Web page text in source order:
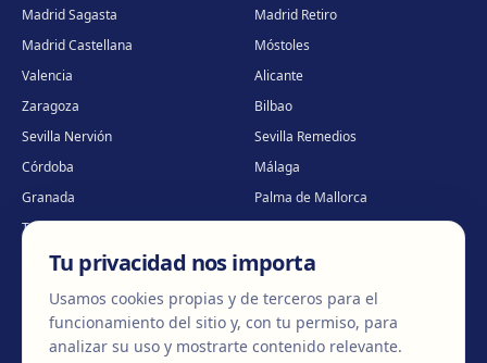
Madrid Sagasta
Madrid Retiro
Madrid Castellana
Móstoles
Valencia
Alicante
Zaragoza
Bilbao
Sevilla Nervión
Sevilla Remedios
Córdoba
Málaga
Granada
Palma de Mallorca
Tenerife
Portugal · Famalicão
Portugal · Guimarães
Clínica virtual
Tu privacidad nos importa
Usamos cookies propias y de terceros para el
funcionamiento del sitio y, con tu permiso, para
analizar su uso y mostrarte contenido relevante.